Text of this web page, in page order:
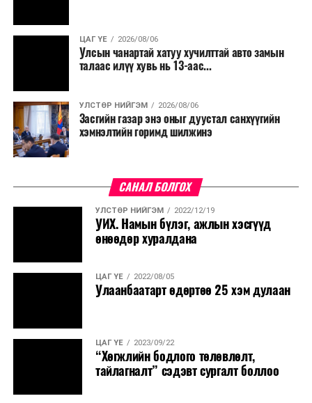
сургалтыг цахим хэлбэрт шилжүүлэх, төрийн албан
хаагчдыг зарим өдрүүдэд цахимаар ажиллуулах арга
хэмжээг үргэлжлүүлэхийг үүрэг болголоо.
Төсвийн сахилга бат сайжирч, эдийн засгийн нөхцөл
байдал хэвийн болсон тохиолдолд эдгээр
хязгаарлалтыг үе шаттайгаар сулруулах юм.
ЦАГ ҮЕ 2026/08/06
Улсын чанартай хатуу хучилттай авто замын
талаас илүү хувь нь 13-аас...
УЛСТӨР НИЙГЭМ 2026/08/06
Засгийн газар энэ оныг дуустал санхүүгийн
хэмнэлтийн горимд шилжинэ
САНАЛ БОЛГОХ
УЛСТӨР НИЙГЭМ 2022/12/19
УИХ. Намын бүлэг, ажлын хэсгүүд
өнөөдөр хуралдана
ЦАГ ҮЕ 2022/08/05
Улаанбаатарт өдөртөө 25 хэм дулаан
ЦАГ ҮЕ 2023/09/22
“Хөгжлийн бодлого төлөвлөлт,
тайлагналт” сэдэвт сургалт боллоо